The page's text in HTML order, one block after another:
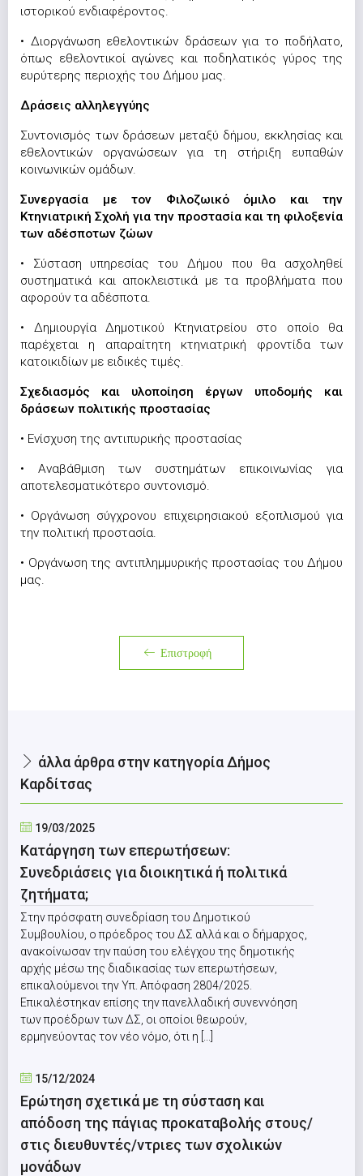
ιστορικού ενδιαφέροντος.
• Διοργάνωση εθελοντικών δράσεων για το ποδήλατο,
όπως εθελοντικοί αγώνες και ποδηλατικός γύρος της
ευρύτερης περιοχής του Δήμου μας.
Δράσεις αλληλεγγύης
Συντονισμός των δράσεων μεταξύ δήμου, εκκλησίας και
εθελοντικών οργανώσεων για τη στήριξη ευπαθών
κοινωνικών ομάδων.
Συνεργασία με τον Φιλοζωικό όμιλο και την
Κτηνιατρική Σχολή για την προστασία και τη φιλοξενία
των αδέσποτων ζώων
• Σύσταση υπηρεσίας του Δήμου που θα ασχοληθεί
συστηματικά και αποκλειστικά με τα προβλήματα που
αφορούν τα αδέσποτα.
• Δημιουργία Δημοτικού Κτηνιατρείου στο οποίο θα
παρέχεται η απαραίτητη κτηνιατρική φροντίδα των
κατοικιδίων με ειδικές τιμές.
Σχεδιασμός και υλοποίηση έργων υποδομής και
δράσεων πολιτικής προστασίας
• Ενίσχυση της αντιπυρικής προστασίας
• Αναβάθμιση των συστημάτων επικοινωνίας για
αποτελεσματικότερο συντονισμό.
• Οργάνωση σύγχρονου επιχειρησιακού εξοπλισμού για
την πολιτική προστασία.
• Οργάνωση της αντιπλημμυρικής προστασίας του Δήμου
μας.
Επιστροφή
άλλα άρθρα στην κατηγορία Δήμος
Καρδίτσας
19/03/2025
Κατάργηση των επερωτήσεων:
Συνεδριάσεις για διοικητικά ή πολιτικά
ζητήματα;
Στην πρόσφατη συνεδρίαση του Δημοτικού
Συμβουλίου, ο πρόεδρος του ΔΣ αλλά και ο δήμαρχος,
ανακοίνωσαν την παύση του ελέγχου της δημοτικής
αρχής μέσω της διαδικασίας των επερωτήσεων,
επικαλούμενοι την Υπ. Απόφαση 2804/2025.
Επικαλέστηκαν επίσης την πανελλαδική συνεννόηση
των προέδρων των ΔΣ, οι οποίοι θεωρούν,
ερμηνεύοντας τον νέο νόμο, ότι η [...]
15/12/2024
Ερώτηση σχετικά με τη σύσταση και
απόδοση της πάγιας προκαταβολής στους/
στις διευθυντές/ντριες των σχολικών
μονάδων